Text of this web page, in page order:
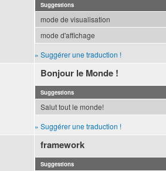
Suggestions
mode de visualisation
mode d'affichage
» Suggérer une traduction !
Bonjour le Monde !
Suggestions
Salut tout le monde!
» Suggérer une traduction !
framework
Suggestions